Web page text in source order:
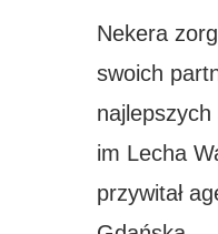
Nekera
swoich
im Lecha
przywitał